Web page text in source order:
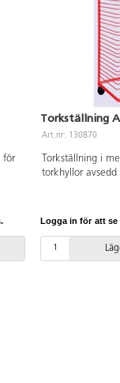
för
Torkställning
Art.nr: 130870
Torkställning i
torkhyllor avsedd
Logga in för att